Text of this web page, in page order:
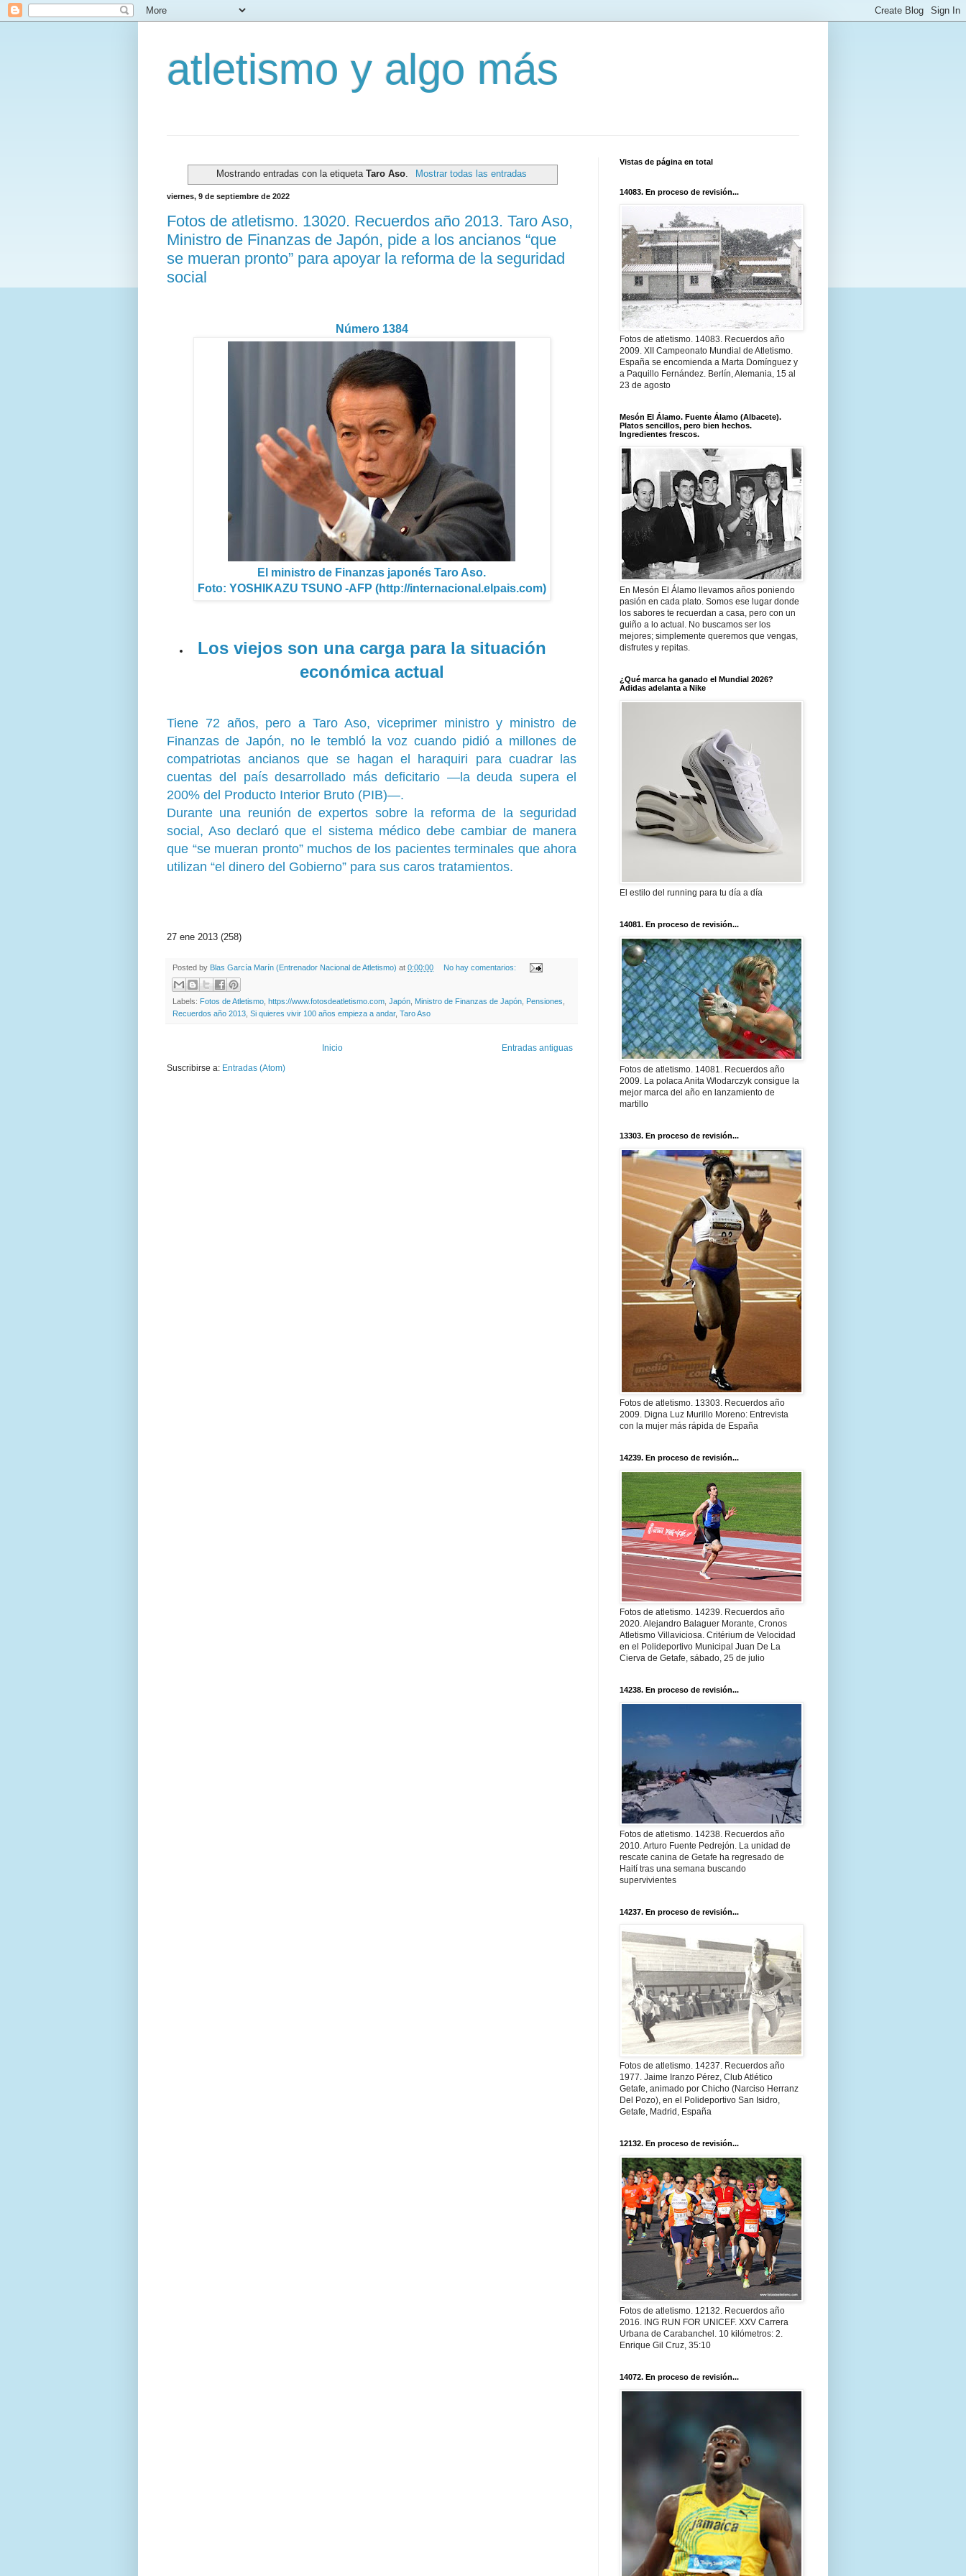
atletismo y algo más
Mostrando entradas con la etiquetaTaro Aso Mostrar todas las entradas
viernes, 9 de septiembre de 2022
Fotos de atletismo. 13020. Recuerdos año 2013. Taro Aso,
Ministro de Finanzas de Japón, pide a los ancianos “que
se mueran pronto” para apoyar la reforma de la seguridad
social
Número 1384
El ministro de Finanzas japonés Taro Aso.
Foto: YOSHIKAZU TSUNO -AFP (http://internacional.elpais.com)
Los viejos son una carga para la situación
económica actual
Tiene 72 años, pero aTaro Aso, viceprimer ministro y ministro de
Finanzas de Japón, no le tembló la voz cuando pidió a millones de
compatriotas ancianos que se hagan el haraquiri para cuadrar las
cuentas del país desarrollado más deficitario —la deuda supera el
200% del Producto Interior Bruto (PIB)—.
Durante una reunión de expertos sobre la reforma de la seguridad
social, Aso declaró que el sistema médico debe cambiar de manera
que “se mueran pronto”muchos de los pacientes terminales que ahora
utilizan “el dinero del Gobierno” para sus caros tratamientos.
27 ene 2013 (258)
Posted by Blas García Marín (Entrenador Nacional de Atletismo) at 0:00:00 No hay comentarios:
Labels: Fotos de Atletismo https://www.fotosdeatletismo.com Japón Ministro de Finanzas de Japón Pensiones
Recuerdos año 2013 Si quieres vivir 100 años empieza a andar, Taro Aso
Entradas antiguas
Inicio
Suscribirse a: Entradas (Atom)
Vistas de página en total
14083. En proceso de revisión...
Fotos de atletismo. 14083. Recuerdos año
2009. XII Campeonato Mundial de Atletismo.
España se encomienda a Marta Domínguez y
a Paquillo Fernández. Berlín, Alemania, 15 al
23 de agosto
Mesón El Álamo. Fuente Álamo (Albacete).
Platos sencillos, pero bien hechos.
Ingredientes frescos.
En Mesón El Álamo llevamos años poniendo
pasión en cada plato. Somos ese lugar donde
los sabores te recuerdan a casa, pero con un
guiño a lo actual. No buscamos ser los
mejores; simplemente queremos que vengas,
disfrutes y repitas.
¿Qué marca ha ganado el Mundial 2026?
Adidas adelanta a Nike
El estilo del running para tu día a día
14081. En proceso de revisión...
Fotos de atletismo. 14081. Recuerdos año
2009. La polaca Anita Wlodarczyk consigue la
mejor marca del año en lanzamiento de
martillo
13303. En proceso de revisión...
Fotos de atletismo. 13303. Recuerdos año
2009. Digna Luz Murillo Moreno: Entrevista
con la mujer más rápida de España
14239. En proceso de revisión...
Fotos de atletismo. 14239. Recuerdos año
2020. Alejandro Balaguer Morante, Cronos
Atletismo Villaviciosa. Critérium de Velocidad
en el Polideportivo Municipal Juan De La
Cierva de Getafe, sábado, 25 de julio
14238. En proceso de revisión...
Fotos de atletismo. 14238. Recuerdos año
2010. Arturo Fuente Pedrejón. La unidad de
rescate canina de Getafe ha regresado de
Haití tras una semana buscando
supervivientes
14237. En proceso de revisión...
Fotos de atletismo. 14237. Recuerdos año
1977. Jaime Iranzo Pérez, Club Atlético
Getafe, animado por Chicho (Narciso Herranz
Del Pozo), en el Polideportivo San Isidro,
Getafe, Madrid, España
12132. En proceso de revisión...
Fotos de atletismo. 12132. Recuerdos año
2016. ING RUN FOR UNICEF. XXV Carrera
Urbana de Carabanchel. 10 kilómetros: 2.
Enrique Gil Cruz, 35:10
14072. En proceso de revisión...